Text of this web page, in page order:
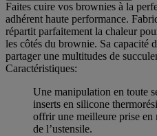
Faites cuire vos brownies à la
adhérent haute performance.
répartit parfaitement la chaleur
les côtés du brownie. Sa capacité
partager une multitudes de
Caractéristiques:
Une manipulation en toute
inserts en silicone
offrir une meilleure prise
de l’ustensile.